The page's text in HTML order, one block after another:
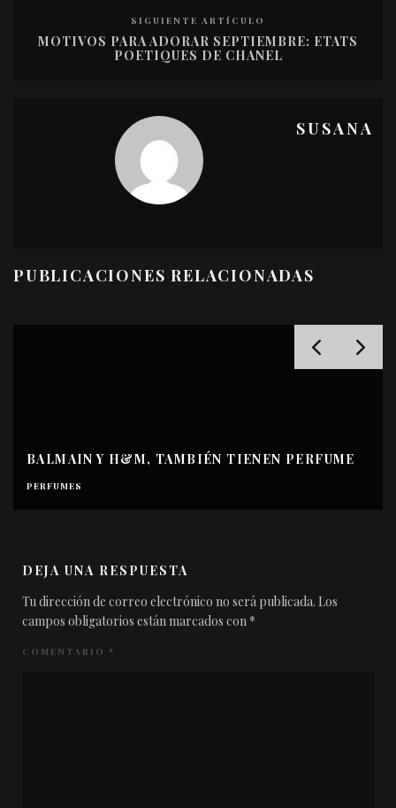
SIGUIENTE ARTÍCULO
MOTIVOS PARA ADORAR SEPTIEMBRE: ETATS
POETIQUES DE CHANEL
SUSANA
PUBLICACIONES RELACIONADAS
BALMAIN Y H&M, TAMBIÉN TIENEN PERFUME
PERFUMES
DEJA UNA RESPUESTA
Tu dirección de correo electrónico no será publicada. Los
campos obligatorios están marcados con *
COMENTARIO *